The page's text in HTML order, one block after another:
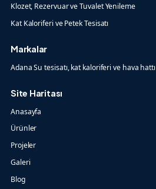
Klozet, Rezervuar ve Tuvalet Yenileme
Kat Kaloriferi ve Petek Tesisatı
Markalar
Adana Su tesisatı, kat kaloriferi ve hava hattı
Site Haritası
Anasayfa
Ürünler
Projeler
Galeri
Blog